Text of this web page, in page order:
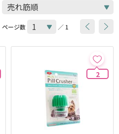
ページ数 ／ 1
2